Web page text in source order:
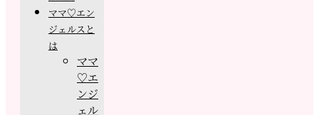
ママ♡エン
ジェルスと
は
ママ
♡エ
ンジ
ェル